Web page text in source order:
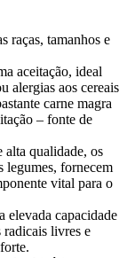
raças, tamanhos e
aceitação, ideal
alergias aos cereais
carne magra
– fonte de
alta qualidade, os
legumes, fornecem
vital para o
elevada capacidade
radicais livres e